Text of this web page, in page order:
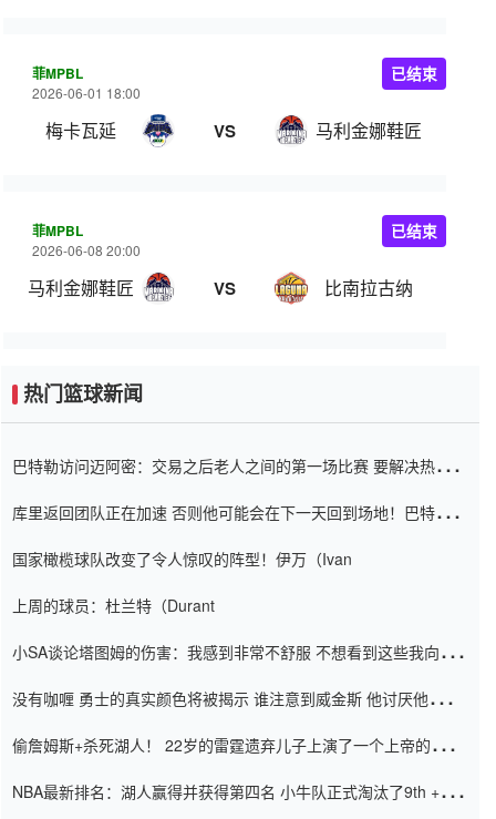
菲MPBL
2026-06-01 18:00
梅卡瓦延 VS 马利金娜鞋匠
已结束
菲MPBL
2026-06-08 20:00
马利金娜鞋匠 VS 比南拉古纳
已结束
热门篮球新闻
巴特勒访问迈阿密：交易之后老人之间的第一场比赛 要解决热情的
库里返回团队正在加速 否则他可能会在下一天回到场地！巴特勒迈
国家橄榄球队改变了令人惊叹的阵型！伊万（Ivan
上周的球员：杜兰特（Durant
小SA谈论塔图姆的伤害：我感到非常不舒服 不想看到这些我向他
没有咖喱 勇士的真实颜色将被揭示 谁注意到威金斯 他讨厌他的老
偷詹姆斯+杀死湖人！ 22岁的雷霆遗弃儿子上演了一个上帝的剧
NBA最新排名：湖人赢得并获得第四名 小牛队正式淘汰了9th + 76